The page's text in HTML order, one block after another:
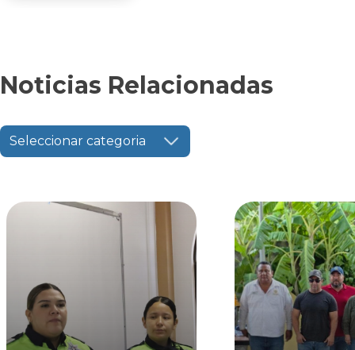
Noticias Relacionadas
Seleccionar categoria